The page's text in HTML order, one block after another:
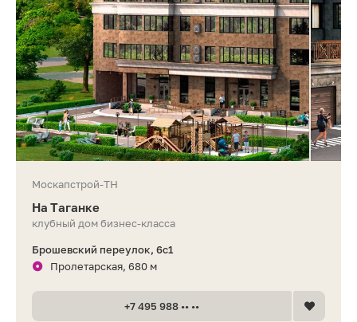
Москапстрой-ТН
На Таганке
клубный дом бизнес-класса
Брошевский переулок, 6с1
Пролетарская, 680 м
+7 495 988 •• ••